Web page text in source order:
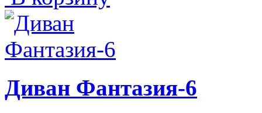
Диван Фантазия-6